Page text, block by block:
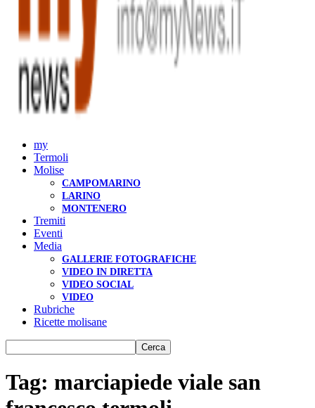
my
Termoli
Molise
CAMPOMARINO
LARINO
MONTENERO
Tremiti
Eventi
Media
GALLERIE FOTOGRAFICHE
VIDEO IN DIRETTA
VIDEO SOCIAL
VIDEO
Rubriche
Ricette molisane
Tag: marciapiede viale san